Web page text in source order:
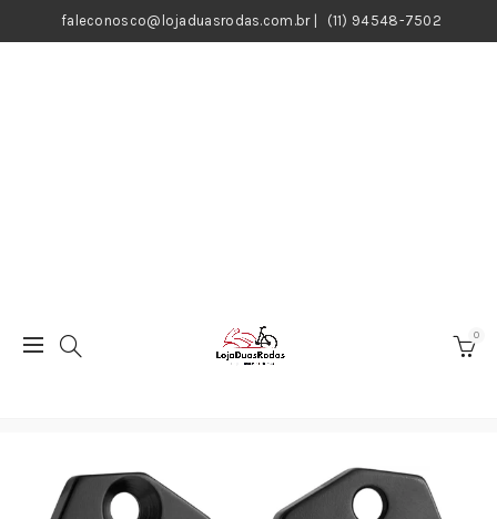
faleconosco@lojaduasrodas.com.br| (11) 94548-7502
0